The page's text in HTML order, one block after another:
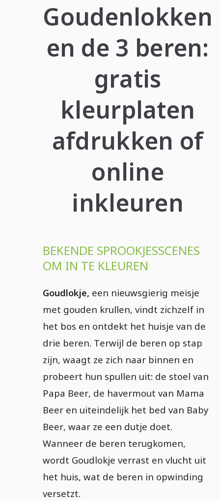
Goudenlokken
en de 3 beren:
gratis
kleurplaten
afdrukken of
online
inkleuren
BEKENDE SPROOKJESSCENES
OM IN TE KLEUREN
Goudlokje, een nieuwsgierig meisje
met gouden krullen, vindt zichzelf in
het bos en ontdekt het huisje van de
drie beren. Terwijl de beren op stap
zijn, waagt ze zich naar binnen en
probeert hun spullen uit: de stoel van
Papa Beer, de havermout van Mama
Beer en uiteindelijk het bed van Baby
Beer, waar ze een dutje doet.
Wanneer de beren terugkomen,
wordt Goudlokje verrast en vlucht uit
het huis, wat de beren in opwinding
versetzt.